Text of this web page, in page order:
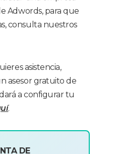
Adwords, para que
consulta nuestros
asistencia,
asesor gratuito de
a configurar tu
.
DE